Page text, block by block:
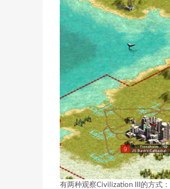
有两种观察Civilization III的方式